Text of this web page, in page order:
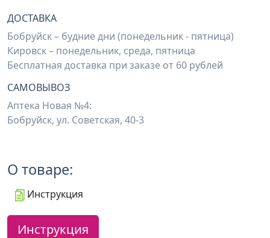
ДОСТАВКА
Бобруйск – будние дни (понедельник - пятница)
Кировск – понедельник, среда, пятница
Бесплатная доставка при заказе от 60 рублей
САМОВЫВОЗ
Аптека Новая №4:
Бобруйск, ул. Советская, 40-3
О товаре:
Инструкция
Инструкция